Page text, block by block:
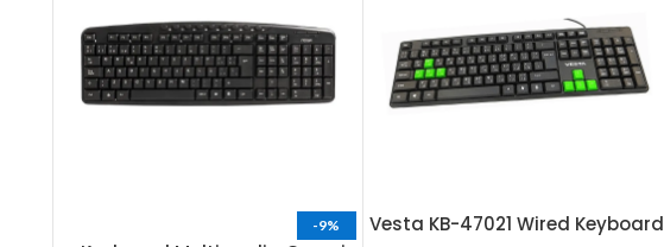
Vesta KB-47021 Wired Keyboard
-9%